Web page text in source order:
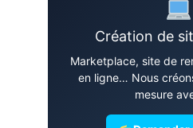
Création de
Marketplace, site de
en ligne… Nous
mesure